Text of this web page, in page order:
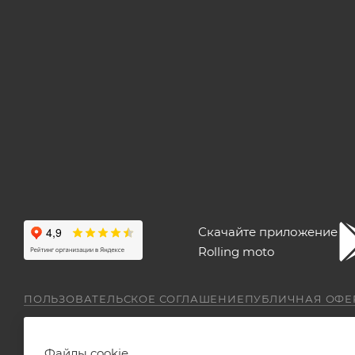
Скачайте приложение
Rolling moto
ПОЛЬЗОВАТЕЛЬСКОЕ СОГЛАШЕНИЕПУБЛИЧНАЯ